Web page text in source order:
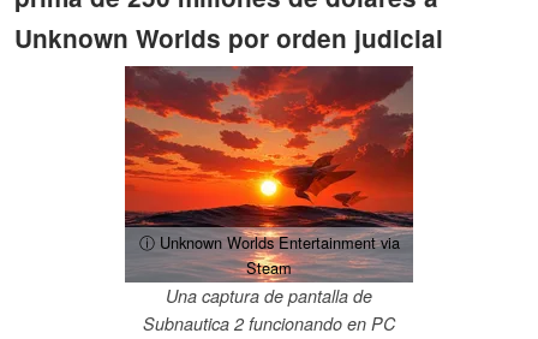
Unknown Worlds por orden judicial
ⓘ Unknown Worlds Entertainment via
Steam
Una captura de pantalla de
Subnautica 2 funcionando en PC